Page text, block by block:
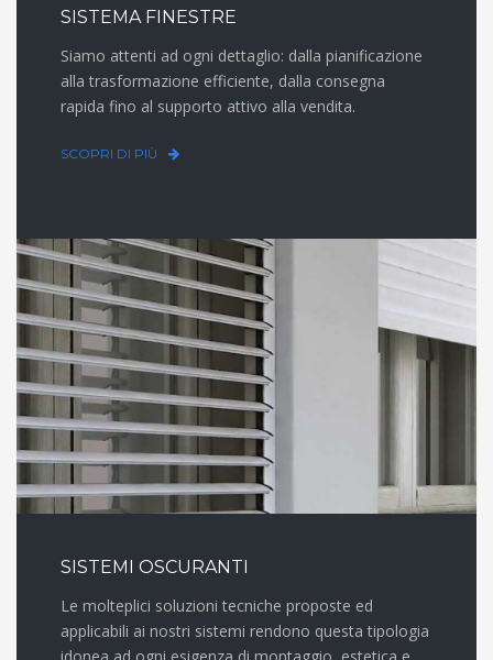
SISTEMA FINESTRE
Siamo attenti ad ogni dettaglio: dalla pianificazione
alla trasformazione efficiente, dalla consegna
rapida fino al supporto attivo alla vendita.
SCOPRI DI PIÙ
SISTEMI OSCURANTI
Le molteplici soluzioni tecniche proposte ed
applicabili ai nostri sistemi rendono questa tipologia
idonea ad ogni esigenza di montaggio, estetica e